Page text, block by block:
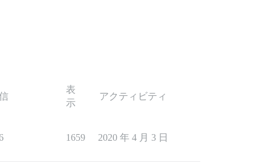
表
示
アクティビティ
1659 2020 年 4 月 3 日